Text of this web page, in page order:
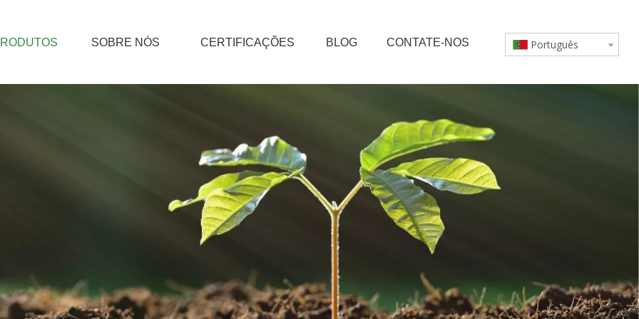
SOBRE NÓS CERTIFICAÇÕES BLOG CONTATE-NOS Português